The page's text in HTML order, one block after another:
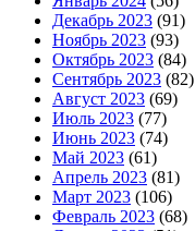
Декабрь 2023 (91)
Ноябрь 2023 (93)
Октябрь 2023 (84)
Сентябрь 2023 (82)
Август 2023 (69)
Июль 2023 (77)
Июнь 2023 (74)
Май 2023 (61)
Апрель 2023 (81)
Март 2023 (106)
Февраль 2023 (68)